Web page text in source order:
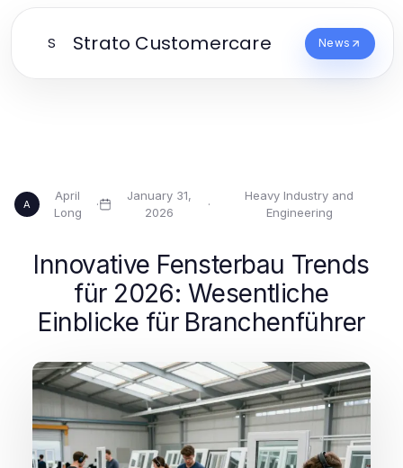
S Strato Customercare News
A
April
Long
·
January 31,
2026
·
Heavy Industry and
Engineering
Innovative Fensterbau Trends
für 2026: Wesentliche
Einblicke für Branchenführer